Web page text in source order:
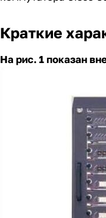
Краткие
На рис. 1 показан